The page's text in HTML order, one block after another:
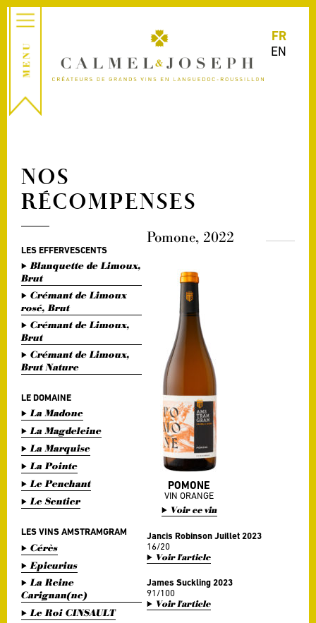
FR
EN
NOS
RÉCOMPENSES
LES EFFERVESCENTS
Blanquette de Limoux,
Brut
Crémant de Limoux
rosé, Brut
Crémant de Limoux,
Brut
Crémant de Limoux,
Brut Nature
LE DOMAINE
La Madone
La Magdeleine
La Marquise
La Pointe
Le Penchant
Le Sentier
LES VINS AMSTRAMGRAM
Cérès
Epicurius
La Reine
Carignan(ne)
Le Roi CINSAULT
Pomone, 2022
POMONE
VIN ORANGE
Voir ce vin
Jancis Robinson Juillet 2023
16/20
Voir l'article
James Suckling 2023
91/100
Voir l'article